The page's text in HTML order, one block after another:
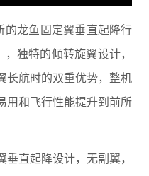
的龙鱼固定翼垂直起降行
独特的倾转旋翼设计，
长航时的双重优势，整机
用和飞行性能提升到前所
直起降设计，无副翼，